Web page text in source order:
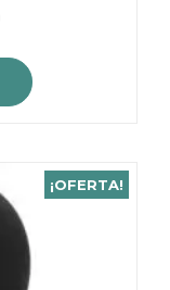
actual
$ 20.000.
¡OFERTA!